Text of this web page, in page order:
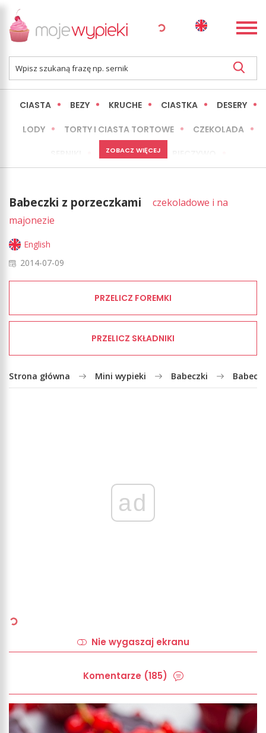
CIASTA BEZY KRUCHE CIASTKA DESERY
LODY TORTY I CIASTA TORTOWE CZEKOLADA
MINI WYPIEKI
LŻEJSZE / ZDROWSZE INNE
ZOBACZ WIĘCEJ
Babeczki z porzeczkami
czekoladowe i na
majonezie
English
2014-07-09
PRZELICZ FOREMKI
PRZELICZ SKŁADNIKI
Strona główna Mini wypieki Babeczki
ad
Nie wygaszaj ekranu
Komentarze (185)